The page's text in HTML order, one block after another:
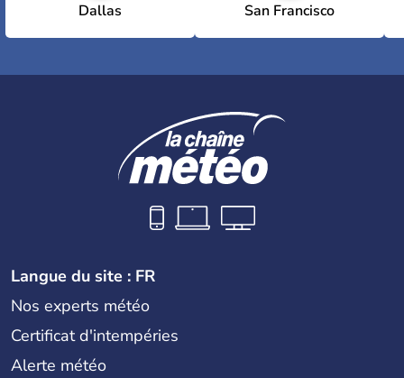
Dallas San Francisco
Langue du site : FR
Nos experts météo
Certificat d'intempéries
Alerte météo